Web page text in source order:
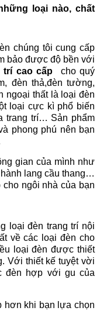
loại nào, chất
chúng tôi cung cấp
bảo được độ bền với
trí cao cấp
cho quý
đèn thả,đèn tường,
ngoại thất là loại đèn
loại cực kì phổ biến
trang trí… Sản phẩm
phong phú nên bạn
gian của mình như
lang cầu thang…
ngôi nhà của bạn
loại đèn trang trí nội
về các loại đèn cho
loại đèn được thiết
Với thiết kế tuyệt vời
đèn hợp với gu của
hơn khi bạn lựa chọn